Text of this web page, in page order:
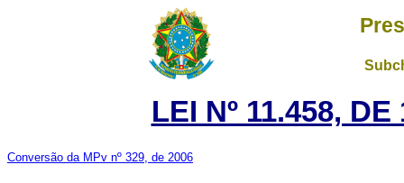
LEI Nº 11.458,
Conversão da MPv nº 329, de 2006